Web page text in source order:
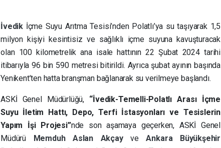
İvedik İçme Suyu Arıtma Tesisi’nden Polatlı’ya su taşıyarak 1,5
milyon kişiyi kesintisiz ve sağlıklı içme suyuna kavuşturacak
olan 100 kilometrelik ana isale hattının 22 Şubat 2024 tarihi
itibarıyla 96 bin 590 metresi bitirildi. Ayrıca şubat ayının başında
Yenikent’ten hatta branşman bağlanarak su verilmeye başlandı.
ASKİ Genel Müdürlüğü, “İvedik-Temelli-Polatlı Arası İçme
Suyu İletim Hattı, Depo, Terfi İstasyonları ve Tesislerin
Yapım İşi Projesi”nde son aşamaya geçerken, ASKİ Genel
Müdürü Memduh Aslan AkçayveAnkara Büyükşehir